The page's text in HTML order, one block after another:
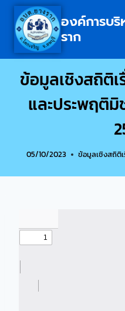
องค์การบริ
ราก
ข้อมูลเชิงสถิติ
และประพฤติ
05/10/2023 ข้อมูลเชิงสถิติ